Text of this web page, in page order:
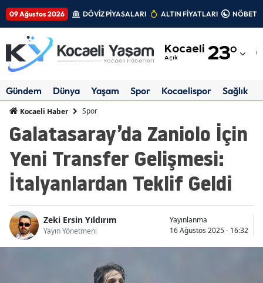
09 Ağustos 2026 DÖVİZ PİYASALARI ALTIN FİYATLARI
Kocaeli
Açık 23°
Adıyaman
Amasya
Ankara
Antalya
Artvin
Aydın
Gündem Dünya Yaşam Spor Kocaelispor Sağlık
Kocaeli Haber Spor
Galatasaray’da Zaniolo İçin
Yeni Transfer Gelişmesi:
İtalyanlardan Teklif Geldi
Zeki Ersin Yıldırım
Yayın Yönetmeni
Yayınlanma
16 Ağustos 2025 - 16:32